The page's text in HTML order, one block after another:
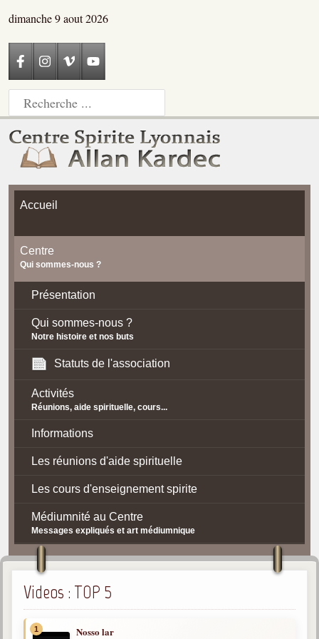
dimanche 9 aout 2026
Accueil
Centre
Qui sommes-nous ?
Présentation
Qui sommes-nous ?
Notre histoire et nos buts
Statuts de l'association
Activités
Réunions, aide spirituelle, cours...
Informations
Les réunions d'aide spirituelle
Les cours d'enseignement spirite
Médiumnité au Centre
Messages expliqués et art médiumnique
Contact / Accès
Plan d'accès
Spiritisme
La doctrine Spirite
Videos : TOP 5
1 Nosso lar